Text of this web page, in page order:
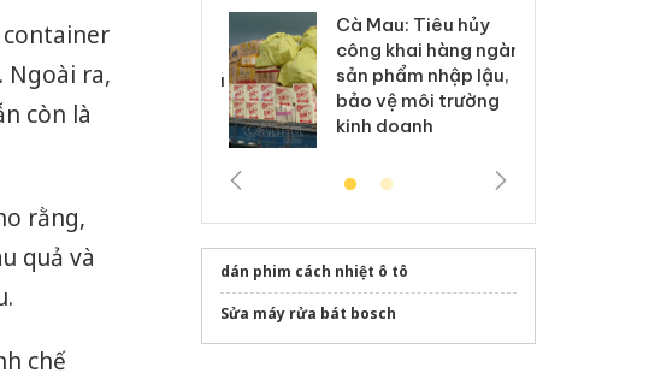
Ngoài ra,
còn là
rằng,
quả và
chế
An Giang: Đối tượng
bán hàng giả tại Phú
Quốc ra đầu thú
Cà Mau: Tiêu hủy
công khai hàng ngàn
sản phẩm nhập lậu,
bảo vệ môi trường
kinh doanh
dán phim cách nhiệt ô tô
Sửa máy rửa bát bosch